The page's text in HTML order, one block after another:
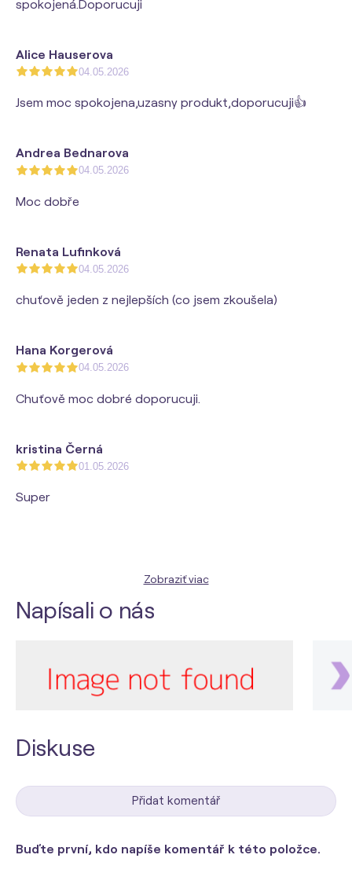
spokojená.Doporucuji
Alice Hauserova
04.05.2026
Jsem moc spokojena,uzasny produkt,doporucuji👍
Andrea Bednarova
04.05.2026
Moc dobře
Renata Lufinková
04.05.2026
chuťově jeden z nejlepších (co jsem zkoušela)
Hana Korgerová
04.05.2026
Chuťově moc dobré doporucuji.
kristina Černá
01.05.2026
Super
Zobraziť viac
Napísali o nás
Diskuse
Přidat komentář
Buďte první, kdo napíše komentář k této položce.